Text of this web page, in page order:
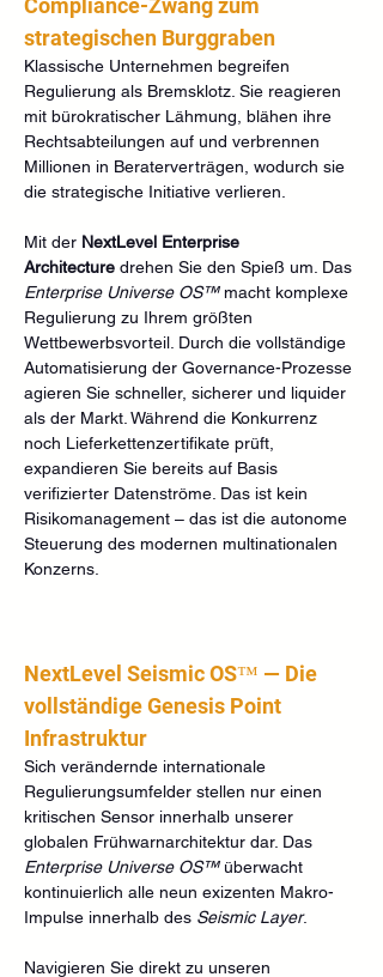
strategischen Burggraben
Klassische Unternehmen begreifen
Regulierung als Bremsklotz. Sie reagieren
mit bürokratischer Lähmung, blähen ihre
Rechtsabteilungen auf und verbrennen
Millionen in Beraterverträgen, wodurch sie
die strategische Initiative verlieren.
Mit der NextLevel Enterprise
Architecture drehen Sie den Spieß um. Das
Enterprise Universe OS™ macht komplexe
Regulierung zu Ihrem größten
Wettbewerbsvorteil. Durch die vollständige
Automatisierung der Governance-Prozesse
agieren Sie schneller, sicherer und liquider
als der Markt. Während die Konkurrenz
noch Lieferkettenzertifikate prüft,
expandieren Sie bereits auf Basis
verifizierter Datenströme. Das ist kein
Risikomanagement – das ist die autonome
Steuerung des modernen multinationalen
Konzerns.
NextLevel Seismic OS™ — Die
vollständige Genesis Point
Infrastruktur
Sich verändernde internationale
Regulierungsumfelder stellen nur einen
kritischen Sensor innerhalb unserer
globalen Frühwarnarchitektur dar. Das
Enterprise Universe OS™ überwacht
kontinuierlich alle neun exizenten Makro-
Impulse innerhalb des Seismic Layer.
Navigieren Sie direkt zu unseren